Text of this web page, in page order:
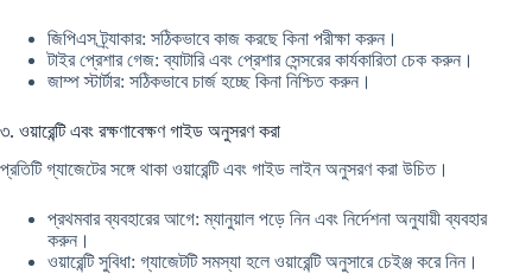
জিপিএস ট্র্যাকার: সঠিকভাবে কাজ করছে কিনা পরীক্ষা করুন।
টাইর প্রেশার গেজ: ব্যাটারি এবং প্রেশার সেন্সরের কার্যকারিতা চেক করুন।
জাম্প স্টার্টার: সঠিকভাবে চার্জ হচ্ছে কিনা নিশ্চিত করুন।
৩. ওয়ারেন্টি এবং রক্ষণাবেক্ষণ গাইড অনুসরণ করা
প্রতিটি গ্যাজেটের সঙ্গে থাকা ওয়ারেন্টি এবং গাইড লাইন অনুসরণ করা উচিত।
প্রথমবার ব্যবহারের আগে: ম্যানুয়াল পড়ে নিন এবং নির্দেশনা অনুযায়ী ব্যবহার
করুন।
ওয়ারেন্টি সুবিধা: গ্যাজেটটি সমস্যা হলে ওয়ারেন্টি অনুসারে চেইঞ্জ করে নিন।